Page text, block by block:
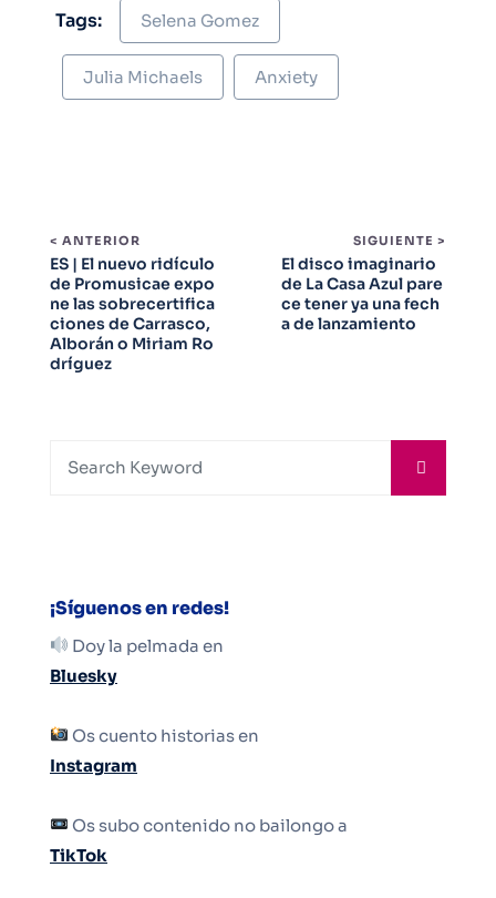
Tags: Selena Gomez
Julia Michaels Anxiety
< ANTERIOR
ES | El nuevo ridículo
de Promusicae expo
ne las sobrecertifica
ciones de Carrasco,
Alborán o Miriam Ro
dríguez
SIGUIENTE >
El disco imaginario
de La Casa Azul pare
ce tener ya una fech
a de lanzamiento
¡Síguenos en redes!
Doy la pelmada en
Bluesky
Os cuento historias en
Instagram
Os subo contenido no bailongo a
TikTok